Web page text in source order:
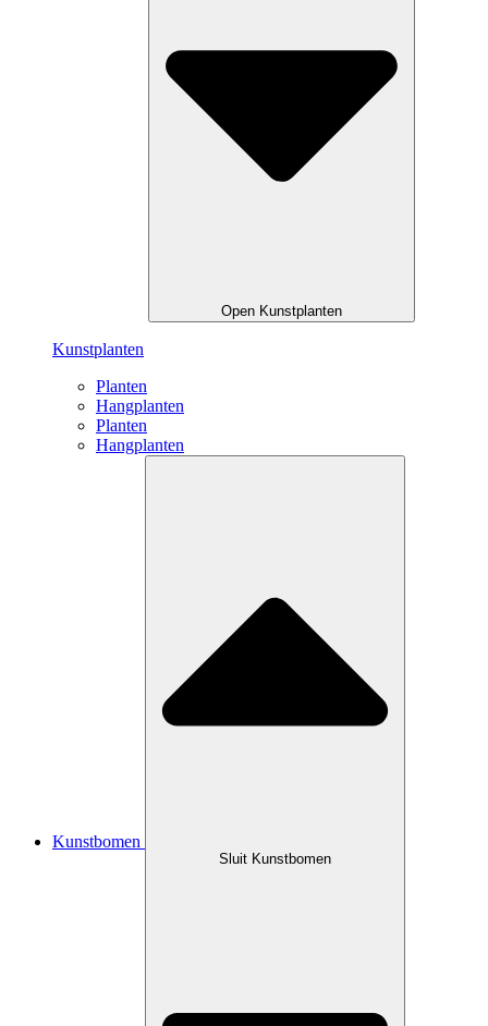
Open Kunstplanten
Kunstplanten
Planten
Hangplanten
Planten
Hangplanten
Kunstbomen
Sluit Kunstbomen